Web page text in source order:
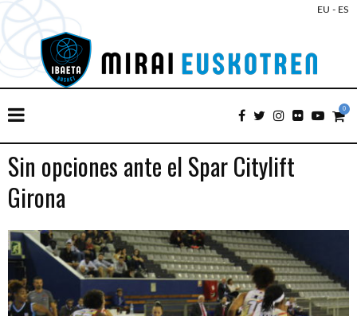
EU - ES
0
Sin opciones ante el Spar Citylift
Girona